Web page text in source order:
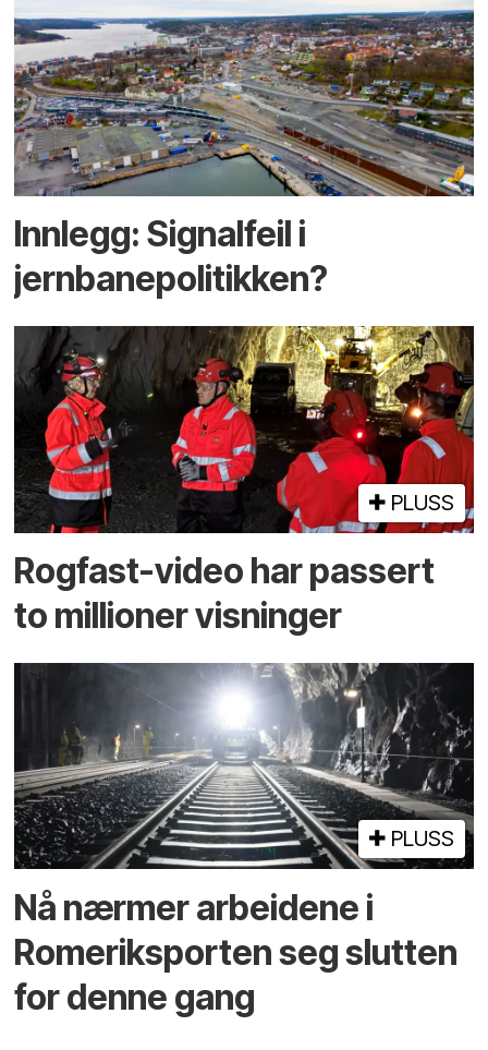
Innlegg: Signalfeil i
jernbanepolitikken?
PLUSS
Rogfast-video har passert
to millioner visninger
PLUSS
Nå nærmer arbeidene i
Romeriksporten seg slutten
for denne gang